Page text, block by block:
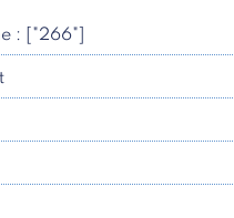
: ["266"]